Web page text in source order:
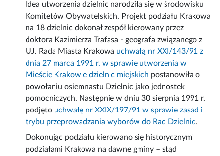
Idea utworzenia dzielnic narodziła się w środowisku
Komitetów Obywatelskich. Projekt podziału Krakowa
na 18 dzielnic dokonał zespół kierowany przez
doktora Kazimierza Trafasa - geografa związanego z
UJ. Rada Miasta Krakowa uchwałą nr XXI/143/91 z
dnia 27 marca 1991 r. w sprawie utworzenia w
Mieście Krakowie dzielnic miejskich postanowiła o
powołaniu osiemnastu Dzielnic jako jednostek
pomocniczych. Następnie w dniu 30 sierpnia 1991 r.
podjęto uchwałę nr XXIX/197/91 w sprawie zasad i
trybu przeprowadzania wyborów do Rad Dzielnic.
Dokonując podziału kierowano się historycznymi
podziałami Krakowa na dawne gminy – stąd